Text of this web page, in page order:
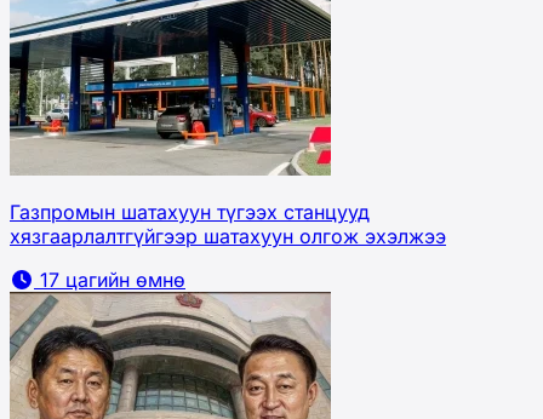
Газпромын шатахуун түгээх станцууд
хязгаарлалтгүйгээр шатахуун олгож эхэлжээ
17 цагийн өмнө